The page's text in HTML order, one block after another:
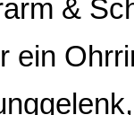
&
ein